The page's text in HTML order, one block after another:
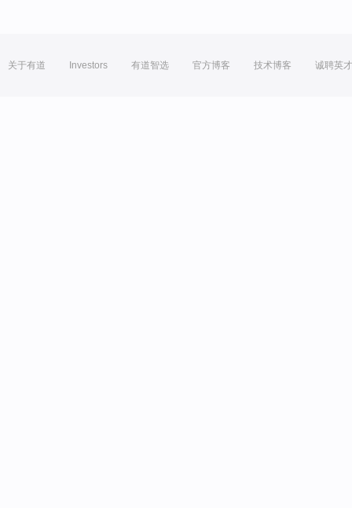
关于有道 Investors 有道智选 官方博客 技术博客 诚聘英才